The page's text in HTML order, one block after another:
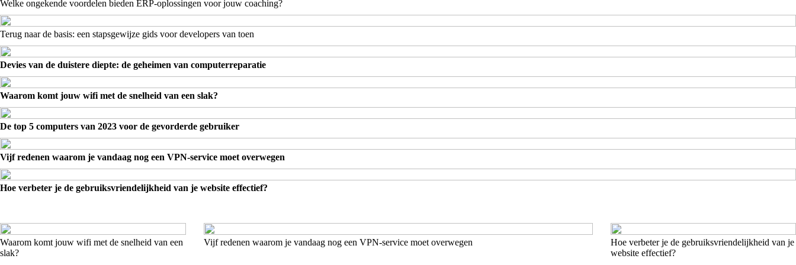
Welke ongekende voordelen bieden ERP-oplossingen voor jouw coaching?
Terug naar de basis: een stapsgewijze gids voor developers van toen
Devies van de duistere diepte: de geheimen van computerreparatie
Waarom komt jouw wifi met de snelheid van een slak?
De top 5 computers van 2023 voor de gevorderde gebruiker
Vijf redenen waarom je vandaag nog een VPN-service moet overwegen
Hoe verbeter je de gebruiksvriendelijkheid van je website effectief?
Waarom komt jouw wifi met de snelheid van een
slak?
Vijf redenen waarom je vandaag nog een VPN-service moet overwegen
Hoe verbeter je de gebruiksvriendelijkheid van je
website effectief?